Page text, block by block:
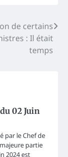
de certains
: Il était
temps
02 Juin
par le Chef de
partie
2024 est